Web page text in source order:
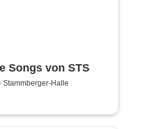
Songs von STS
Stammberger-Halle